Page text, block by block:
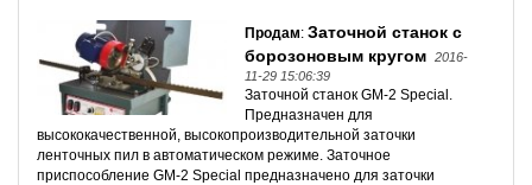
Продам: Заточной станок с
борозоновым кругом 2016-
11-29 15:06:39
Заточной станок GM-2 Special.
Предназначен для
высококачественной, высокопроизводительной заточки
ленточных пил в автоматическом режиме. Заточное
приспособление GM-2 Special предназначено для заточки